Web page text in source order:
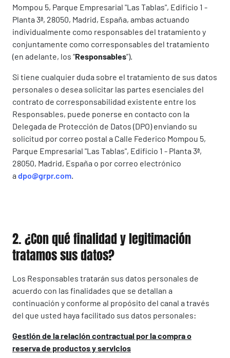
Mompou 5, Parque Empresarial "Las Tablas", Edificio 1 -
Planta 3ª, 28050, Madrid, España, ambas actuando
individualmente como responsables del tratamiento y
conjuntamente como corresponsables del tratamiento
(en adelante, los “Responsables”).
Si tiene cualquier duda sobre el tratamiento de sus datos
personales o desea solicitar las partes esenciales del
contrato de corresponsabilidad existente entre los
Responsables, puede ponerse en contacto con la
Delegada de Protección de Datos (DPO) enviando su
solicitud por correo postal a Calle Federico Mompou 5,
Parque Empresarial "Las Tablas", Edificio 1 - Planta 3ª,
28050, Madrid, España o por correo electrónico
adpo@grpr.com.
2. ¿Con qué finalidad y legitimación
tratamos sus datos?
Los Responsables tratarán sus datos personales de
acuerdo con las finalidades que se detallan a
continuación y conforme al propósito del canal a través
del que usted haya facilitado sus datos personales:
Gestión de la relación contractual por la compra o
reserva de productos y servicios